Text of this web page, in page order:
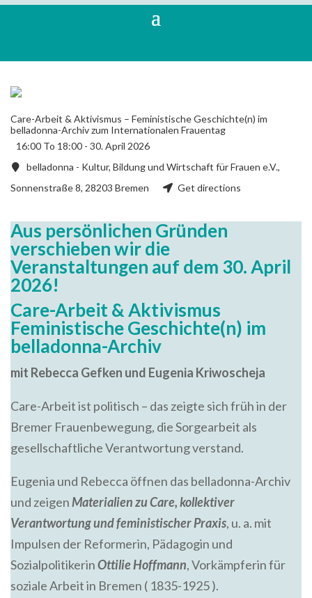
Care-Arbeit & Aktivismus – Feministische Geschichte(n) im
belladonna-Archiv zum Internationalen Frauentag
16:00 To 18:00 - 30. April 2026
belladonna - Kultur, Bildung und Wirtschaft für Frauen e.V.,
Sonnenstraße 8, 28203 Bremen
Get directions
Aus persönlichen Gründen
verschieben wir die
Veranstaltungen auf dem 30. April
2026!
Care-Arbeit & Aktivismus
Feministische Geschichte(n) im
belladonna-Archiv
mit Rebecca Gefken und Eugenia Kriwoscheja
Care-Arbeit ist politisch – das zeigte sich früh in der
Bremer Frauenbewegung, die Sorgearbeit als
gesellschaftliche Verantwortung verstand.
Eugenia und Rebecca öffnen das belladonna-Archiv
und zeigenMaterialien zu Care, kollektiver
Verantwortung und feministischer Praxis, u. a. mit
Impulsen der Reformerin, Pädagogin und
SozialpolitikerinOttilie Hoffmann, Vorkämpferin für
soziale Arbeit in Bremen ( 1835-1925 ).